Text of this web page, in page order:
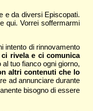
e da diversi Episcopati.
qui. Vorrei soffermarmi
intento di rinnovamento
rivela e ci comunica
tuo fianco ogni giorno,
altri contenuti che lo
ad annunciare durante
bisogno di essere